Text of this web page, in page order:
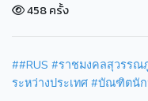
458 ครั้ง
##RUS #ราชมงคลสุวรรณ
ระหว่างประเทศ #บัณฑิตนัก